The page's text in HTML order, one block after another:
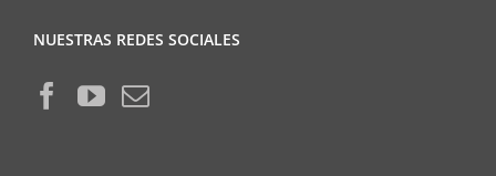
NUESTRAS REDES SOCIALES